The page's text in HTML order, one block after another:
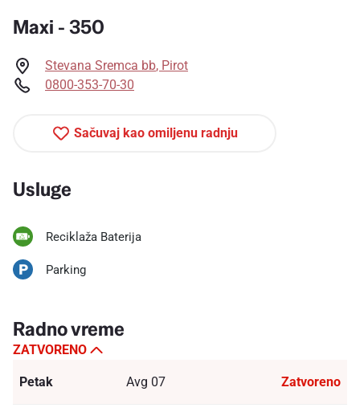
Sačuvaj kao omiljenu radnju
Maxi - 350
Stevana Sremca bb, Pirot
0800-353-70-30
Usluge
Reciklaža Baterija
Parking
Radno vreme
ZATVORENO
Petak Avg 07 Zatvoreno